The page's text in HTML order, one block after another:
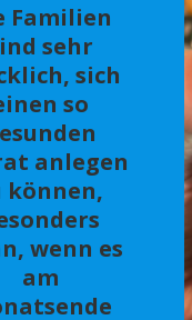
Familien
sehr
sich
so
anlegen
können,
wenn es
am